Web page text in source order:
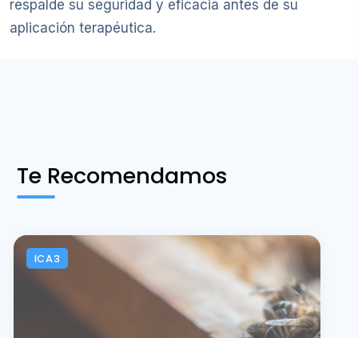
respalde su seguridad y eficacia antes de su
aplicación terapéutica.
Te Recomendamos
ICA3